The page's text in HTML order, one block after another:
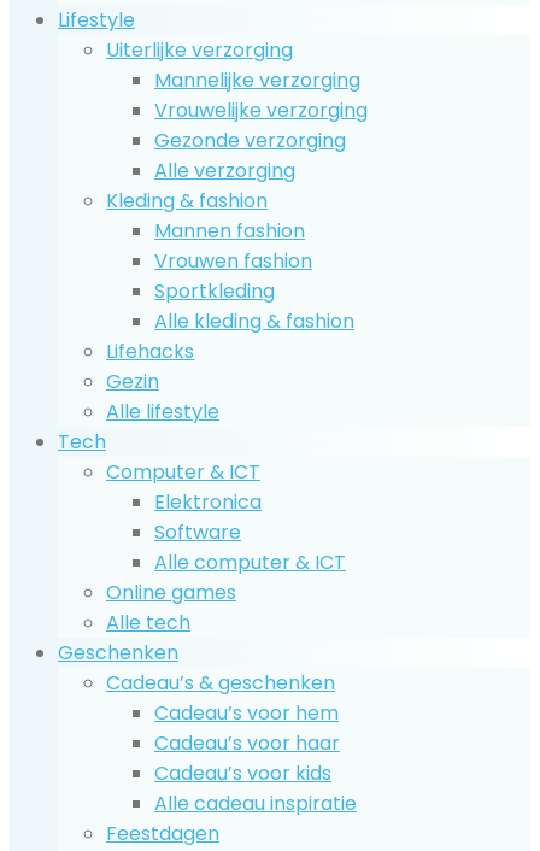
Lifestyle
Uiterlijke verzorging
Mannelijke verzorging
Vrouwelijke verzorging
Gezonde verzorging
Alle verzorging
Kleding & fashion
Mannen fashion
Vrouwen fashion
Sportkleding
Alle kleding & fashion
Lifehacks
Gezin
Alle lifestyle
Tech
Computer & ICT
Elektronica
Software
Alle computer & ICT
Online games
Alle tech
Geschenken
Cadeau’s & geschenken
Cadeau’s voor hem
Cadeau’s voor haar
Cadeau’s voor kids
Alle cadeau inspiratie
Feestdagen